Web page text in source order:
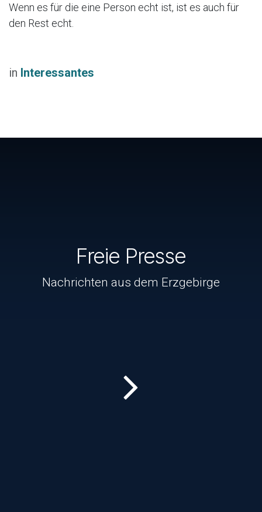
Wenn es für die eine Person echt ist, ist es auch für
den Rest echt.
in Interessantes
Freie Presse
Nachrichten aus dem Erzgebirge